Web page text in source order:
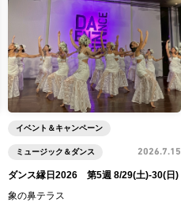
ダンス縁日2026 第5週 8/29(土)-30(日)
象の鼻テラス
イベント＆キャンペーン
ミュージック＆ダンス 2026.7.15